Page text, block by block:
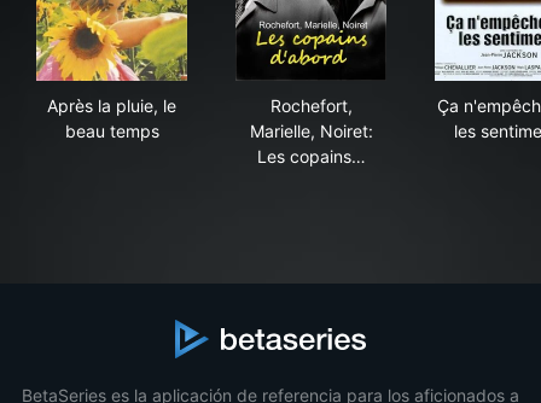
Après la pluie, le
beau temps
Rochefort,
Marielle, Noiret:
Les copains…
Ça
les
BetaSeries es la aplicación de referencia para los aficionados a